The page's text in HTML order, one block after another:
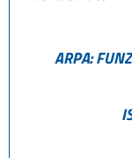
ARPA: